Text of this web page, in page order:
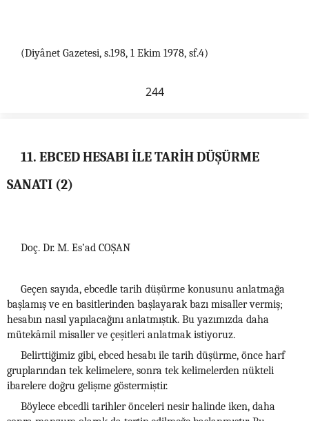
(Diyânet Gazetesi, s.198, 1 Ekim 1978, sf.4)
244
11. EBCED HESABI İLE TARİH DÜŞÜRME
SANATI (2)
Doç. Dr. M. Es’ad COŞAN
Geçen sayıda, ebcedle tarih düşürme konusunu anlatmağa
başlamış ve en basitlerinden başlayarak bazı misaller vermiş;
hesabın nasıl yapılacağını anlatmıştık. Bu yazımızda daha
mütekâmil misaller ve çeşitleri anlatmak istiyoruz.
Belirttiğimiz gibi, ebced hesabı ile tarih düşürme, önce harf
gruplarından tek kelimelere, sonra tek kelimelerden nükteli
ibarelere doğru gelişme göstermiştir.
Böylece ebcedli tarihler önceleri nesir halinde iken, daha